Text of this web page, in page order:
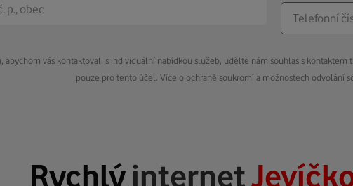
abychom vás kontaktovali s individuální nabídkou služeb, udělte nám souhlas s
pouze pro tento účel. Více o ochraně soukromí a možnostech odvolání
Rychlýinternet